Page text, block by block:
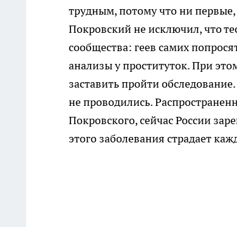
трудным, потому что ни
Покровский не исключил, что
сообщества: геев самих
анализы у проституток. При
заставить пройти
не проводились.
Покровского, сейчас России
этого заболевания страдает